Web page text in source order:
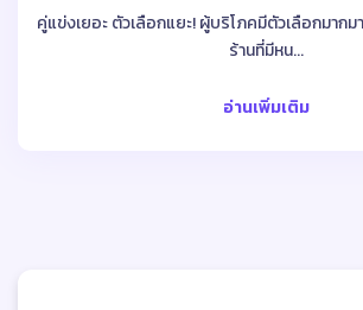
คู่แข่งเยอะ ตัวเลือกแยะ! ผู้บริโภคมีตัวเลือกมาก
ร้านที่มีหน...
อ่านเพิ่มเติม